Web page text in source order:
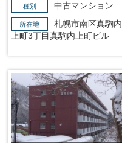
種別 中古マンション
所在地
札幌市南区真駒内
上町3丁目真駒内上町ビル